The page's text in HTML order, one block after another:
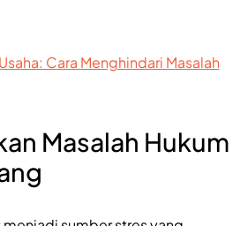
Cara Menghindari Masalah
Masalah Hukum